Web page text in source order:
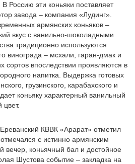
Россию эти коньяки поставляет
завода – компания «Лудинг».
армянских коньяков –
вкус с ванильно-шоколадными
традиционно используются
винограда – мсхали, гаран-дмак и
сортов впоследствии проявляются в
напитка. Выдержка готовых
грузинского, карабахского и
коньяку характерный ванильный
цвет.
КВВК «Арарат» отметил
с истинно армянским
вечер, коньячный бал и достойное
Шустова событие – закладка на